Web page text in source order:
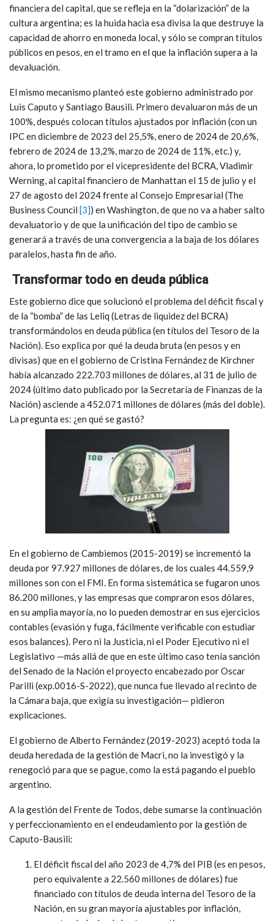
financiera del capital, que se refleja en la “dolarización” de la
cultura argentina; es la huida hacia esa divisa la que destruye la
capacidad de ahorro en moneda local, y sólo se compran títulos
públicos en pesos, en el tramo en el que la inflación supera a la
devaluación.
El mismo mecanismo planteó este gobierno administrado por
Luis Caputo y Santiago Bausili. Primero devaluaron más de un
100%, después colocan títulos ajustados por inflación (con un
IPC en diciembre de 2023 del 25,5%, enero de 2024 de 20,6%,
febrero de 2024 de 13,2%, marzo de 2024 de 11%, etc.) y,
ahora, lo prometido por el vicepresidente del BCRA, Vladimir
Werning, al capital financiero de Manhattan el 15 de julio y el
27 de agosto del 2024 frente al Consejo Empresarial (The
Business Council [3]) en Washington, de que no va a haber salto
devaluatorio y de que la unificación del tipo de cambio se
generará a través de una convergencia a la baja de los dólares
paralelos, hasta fin de año.
Transformar todo en deuda pública
Este gobierno dice que solucionó el problema del déficit fiscal y
de la “bomba” de las Leliq (Letras de liquidez del BCRA)
transformándolos en deuda pública (en títulos del Tesoro de la
Nación). Eso explica por qué la deuda bruta (en pesos y en
divisas) que en el gobierno de Cristina Fernández de Kirchner
había alcanzado 222.703 millones de dólares, al 31 de julio de
2024 (último dato publicado por la Secretaría de Finanzas de la
Nación) asciende a 452.071 millones de dólares (más del doble).
La pregunta es: ¿en qué se gastó?
En el gobierno de Cambiemos (2015-2019) se incrementó la
deuda por 97.927 millones de dólares, de los cuales 44.559,9
millones son con el FMI. En forma sistemática se fugaron unos
86.200 millones, y las empresas que compraron esos dólares,
en su amplia mayoría, no lo pueden demostrar en sus ejercicios
contables (evasión y fuga, fácilmente verificable con estudiar
esos balances). Pero ni la Justicia, ni el Poder Ejecutivo ni el
Legislativo —más allá de que en este último caso tenía sanción
del Senado de la Nación el proyecto encabezado por Oscar
Parilli (exp.0016-S-2022), que nunca fue llevado al recinto de
la Cámara baja, que exigía su investigación— pidieron
explicaciones.
El gobierno de Alberto Fernández (2019-2023) aceptó toda la
deuda heredada de la gestión de Macri, no la investigó y la
renegoció para que se pague, como la está pagando el pueblo
argentino.
A la gestión del Frente de Todos, debe sumarse la continuación
y perfeccionamiento en el endeudamiento por la gestión de
Caputo-Bausili:
El déficit fiscal del año 2023 de 4,7% del PIB (es en pesos,
pero equivalente a 22.560 millones de dólares) fue
financiado con títulos de deuda interna del Tesoro de la
Nación, en su gran mayoría ajustables por inflación,